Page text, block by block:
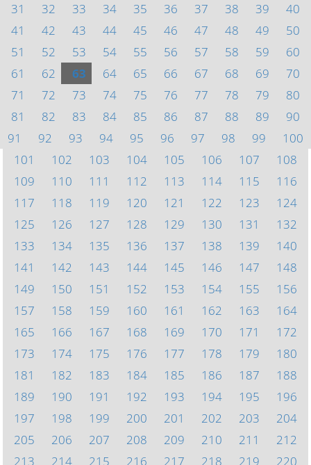
31
32 33 34 35 36 37 38 39
40
41
42 43 44 45 46 47 48 49
50
51
52 53 54 55 56 57 58 59
60
61
62 63 64 65 66 67 68 69
70
71
72 73 74 75 76 77 78 79
80
81
82 83 84 85 86 87 88 89
90
91
92 93 94 95 96 97 98 99
100
101
102 103 104 105 106 107
108
109
110 111 112 113 114 115
116
117
118 119 120 121 122 123
124
125
126 127 128 129 130 131
132
133
134 135 136 137 138 139
140
141
142 143 144 145 146 147
148
149
150 151 152 153 154 155
156
157
158 159 160 161 162 163
164
165
166 167 168 169 170 171
172
173
174 175 176 177 178 179
180
181
182 183 184 185 186 187
188
189
190 191 192 193 194 195
196
197
198 199 200 201 202 203
204
205
206 207 208 209 210 211
212
213
214 215 216 217 218 219 220